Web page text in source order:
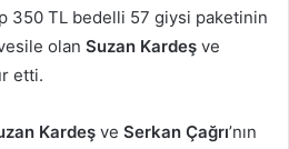
350 TL bedelli 57 giysi paketinin
olan Suzan Kardeş ve
etti.
Kardeş ve Serkan Çağrı’nın